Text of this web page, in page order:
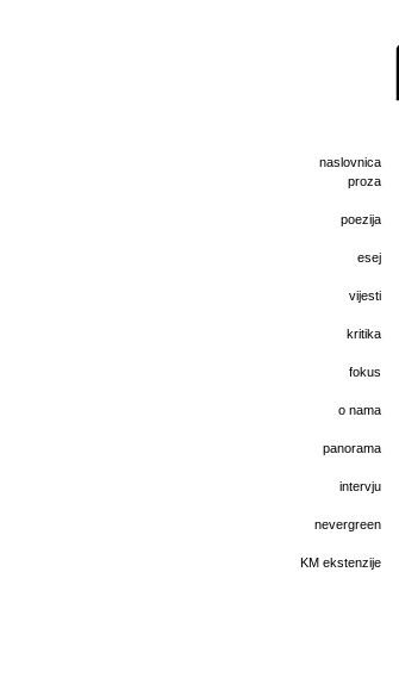
naslovnica
proza
poezija
esej
vijesti
kritika
fokus
o nama
panorama
intervju
nevergreen
KM ekstenzije